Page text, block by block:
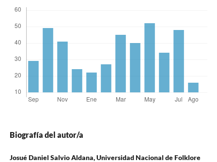
Biografía del autor/a
Josué Daniel Salvio Aldana, Universidad Nacional de Folklore